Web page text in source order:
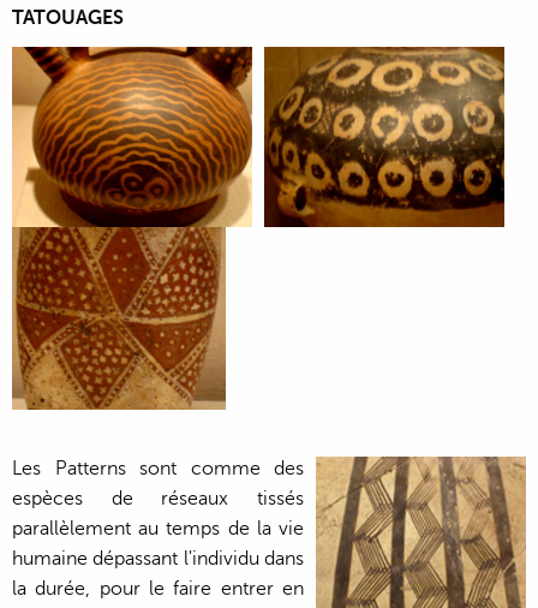
TATOUAGES
Les Patterns sont comme des
espèces de réseaux tissés
parallèlement au temps de la vie
humaine dépassant l'individu dans
la durée, pour le faire entrer en